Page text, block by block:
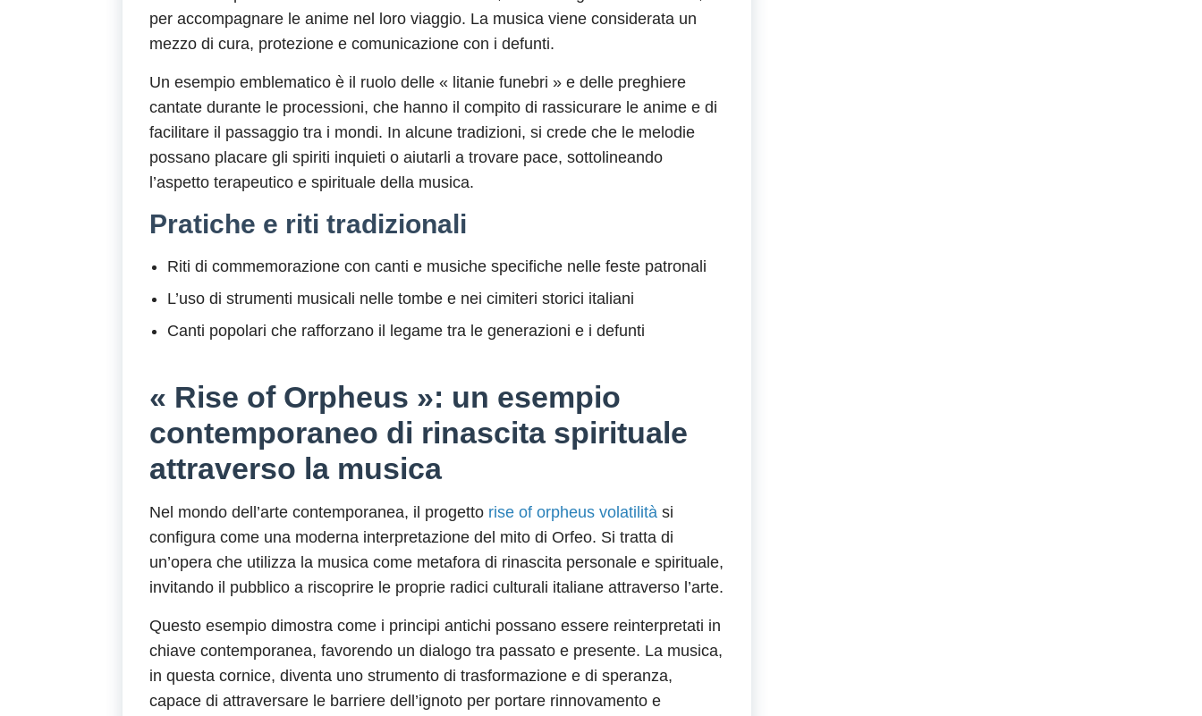
per accompagnare le anime nel loro viaggio. La musica viene considerata un
mezzo di cura, protezione e comunicazione con i defunti.
Un esempio emblematico è il ruolo delle « litanie funebri » e delle preghiere
cantate durante le processioni, che hanno il compito di rassicurare le anime e di
facilitare il passaggio tra i mondi. In alcune tradizioni, si crede che le melodie
possano placare gli spiriti inquieti o aiutarli a trovare pace, sottolineando
l’aspetto terapeutico e spirituale della musica.
Pratiche e riti tradizionali
Riti di commemorazione con canti e musiche specifiche nelle feste patronali
L’uso di strumenti musicali nelle tombe e nei cimiteri storici italiani
Canti popolari che rafforzano il legame tra le generazioni e i defunti
« Rise of Orpheus »: un esempio
contemporaneo di rinascita spirituale
attraverso la musica
Nel mondo dell’arte contemporanea, il progetto rise of orpheus volatilità si
configura come una moderna interpretazione del mito di Orfeo. Si tratta di
un’opera che utilizza la musica come metafora di rinascita personale e spirituale,
invitando il pubblico a riscoprire le proprie radici culturali italiane attraverso l’arte.
Questo esempio dimostra come i principi antichi possano essere reinterpretati in
chiave contemporanea, favorendo un dialogo tra passato e presente. La musica,
in questa cornice, diventa uno strumento di trasformazione e di speranza,
capace di attraversare le barriere dell’ignoto per portare rinnovamento e